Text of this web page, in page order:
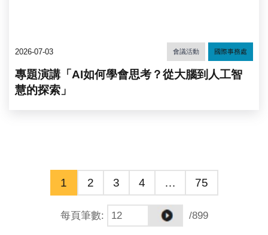
2026-07-03 會議活動 國際事務處
專題演講「AI如何學會思考？從大腦到人工智
慧的探索」
1 2 3 4 … 75
每頁筆數: /899